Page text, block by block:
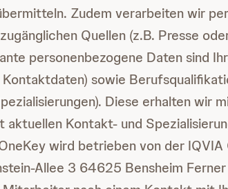
Zudem verarbeiten wir
Quellen (z.B. Presse
personenbezogene Daten sind
sowie
Diese erhalten wir
aktuellen Kontakt- und
wird betrieben von der IQVIA
Allee 3 64625 Bensheim